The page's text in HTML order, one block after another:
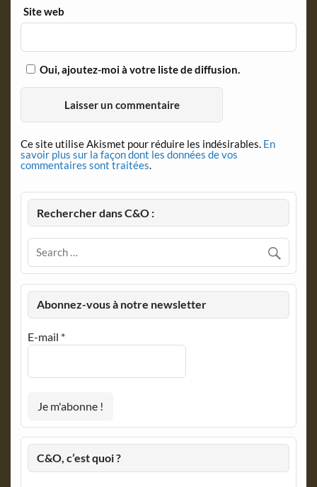
Site web
Oui, ajoutez-moi à votre liste de diffusion.
Ce site utilise Akismet pour réduire les indésirables. En
savoir plus sur la façon dont les données de vos
commentaires sont traitées.
Rechercher dans C&O :
Abonnez-vous à notre newsletter
E-mail *
C&O, c’est quoi ?